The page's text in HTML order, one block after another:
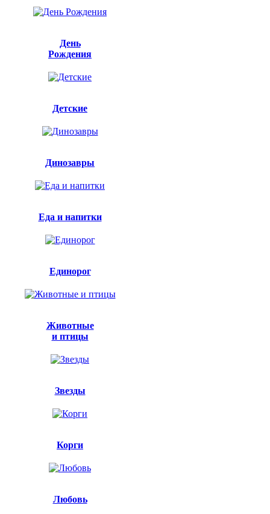
День
Рождения
Детские
Динозавры
Еда и напитки
Единорог
Животные
и птицы
Звезды
Корги
Любовь